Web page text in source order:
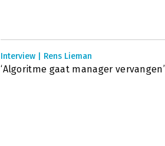
Interview | Rens Lieman
‘Algoritme gaat manager vervangen’